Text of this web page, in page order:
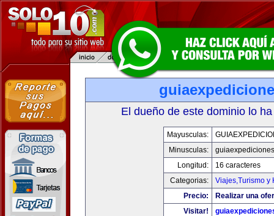
El dueño de este dominio lo
Mayusculas:
Minusculas:
Longitud:
16 caracteres
Categorias:
Viajes,Turismo y
Precio:
Realizar una
Visitar!